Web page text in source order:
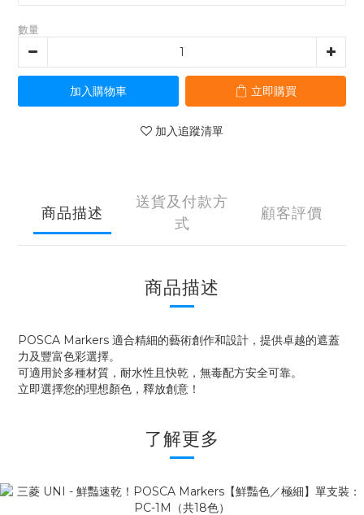
數量
加入購物車 立即購買
加入追蹤清單
商品描述
送貨及付款方
式
顧客評價
商品描述
POSCA Markers 適合精細的藝術創作和設計，提供卓越的遮蓋
力及豐富色彩選擇。
可適用於多種材質，耐水性且快乾，無毒配方安全可靠。
立即選擇您的理想顏色，釋放創意！
了解更多